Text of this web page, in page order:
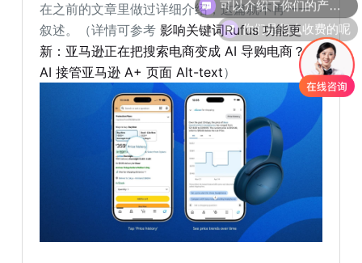
在之前的文章里做过详细介绍，这篇就不再一一
叙述。（详情可参考影响关键词Rufus 功能更
新：亚马逊正在把搜索电商变成 AI 导购电商？！
AI 接管亚马逊 A+ 页面 Alt-text）
你们是怎么收费的呢